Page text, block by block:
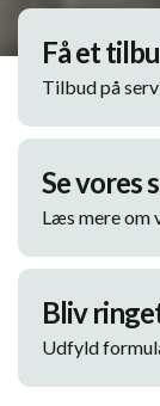
Få et
Tilbud på
Se vores
Læs mere om
Bliv
Udfyld